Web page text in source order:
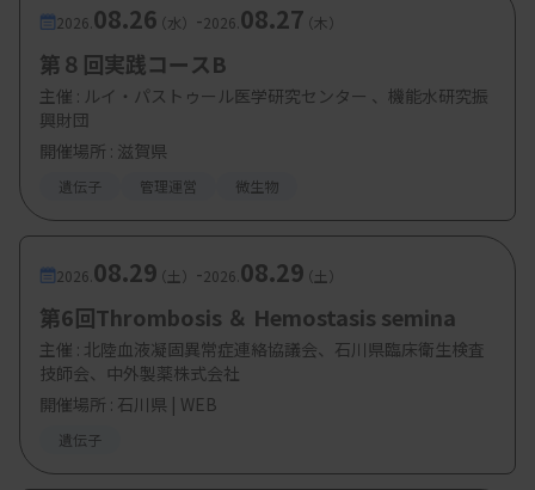
2026. 08.26（水） -2026. 08.27（木）
第８回実践コースB
主催 : ルイ・パストゥール医学研究センター 、機能水研究振
興財団
開催場所 : 滋賀県
遺伝子 管理運営 微生物
2026. 08.29（土） -2026. 08.29（土）
第6回Thrombosis ＆ Hemostasis semina
主催 : 北陸血液凝固異常症連絡協議会、石川県臨床衛生検査
技師会、中外製薬株式会社
開催場所 : 石川県 | WEB
遺伝子